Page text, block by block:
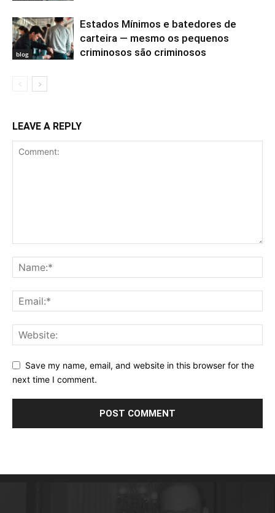
blog
Estados Mínimos e batedores de
carteira — mesmo os pequenos
criminosos são criminosos
LEAVE A REPLY
Save my name, email, and website in this browser for the
next time I comment.